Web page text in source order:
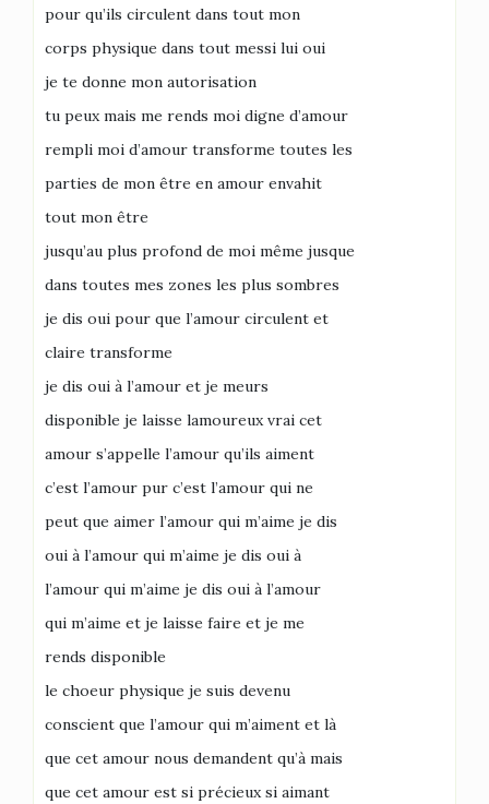
pour qu’ils circulent dans tout mon
corps physique dans tout messi lui oui
je te donne mon autorisation
tu peux mais me rends moi digne d’amour
rempli moi d’amour transforme toutes les
parties de mon être en amour envahit
tout mon être
jusqu’au plus profond de moi même jusque
dans toutes mes zones les plus sombres
je dis oui pour que l’amour circulent et
claire transforme
je dis oui à l’amour et je meurs
disponible je laisse lamoureux vrai cet
amour s’appelle l’amour qu’ils aiment
c’est l’amour pur c’est l’amour qui ne
peut que aimer l’amour qui m’aime je dis
oui à l’amour qui m’aime je dis oui à
l’amour qui m’aime je dis oui à l’amour
qui m’aime et je laisse faire et je me
rends disponible
le choeur physique je suis devenu
conscient que l’amour qui m’aiment et là
que cet amour nous demandent qu’à mais
que cet amour est si précieux si aimant